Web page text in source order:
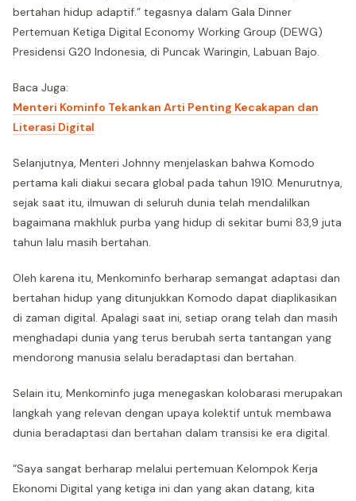
bertahan hidup adaptif.” tegasnya dalam Gala Dinner
Pertemuan Ketiga Digital Economy Working Group (DEWG)
Presidensi G20 Indonesia, di Puncak Waringin, Labuan Bajo.
Baca Juga:
Menteri Kominfo Tekankan Arti Penting Kecakapan dan
Literasi Digital
Selanjutnya, Menteri Johnny menjelaskan bahwa Komodo
pertama kali diakui secara global pada tahun 1910. Menurutnya,
sejak saat itu, ilmuwan di seluruh dunia telah mendalilkan
bagaimana makhluk purba yang hidup di sekitar bumi 83,9 juta
tahun lalu masih bertahan.
Oleh karena itu, Menkominfo berharap semangat adaptasi dan
bertahan hidup yang ditunjukkan Komodo dapat diaplikasikan
di zaman digital. Apalagi saat ini, setiap orang telah dan masih
menghadapi dunia yang terus berubah serta tantangan yang
mendorong manusia selalu beradaptasi dan bertahan.
Selain itu, Menkominfo juga menegaskan kolobarasi merupakan
langkah yang relevan dengan upaya kolektif untuk membawa
dunia beradaptasi dan bertahan dalam transisi ke era digital.
“Saya sangat berharap melalui pertemuan Kelompok Kerja
Ekonomi Digital yang ketiga ini dan yang akan datang, kita